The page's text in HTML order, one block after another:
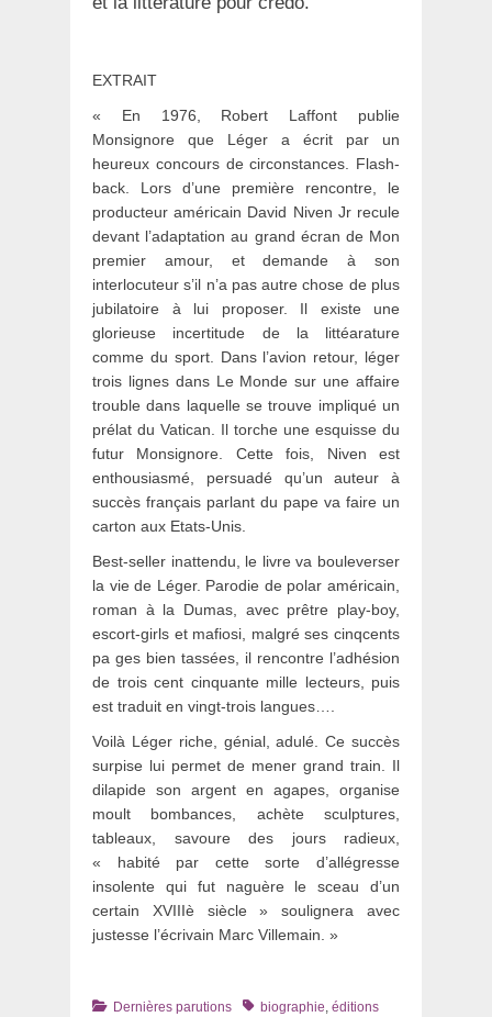
EXTRAIT
« En 1976, Robert Laffont publie
Monsignore que Léger a écrit par un
heureux concours de circonstances. Flash-
back. Lors d’une première rencontre, le
producteur américain David Niven Jr recule
devant l’adaptation au grand écran de Mon
premier amour, et demande à son
interlocuteur s’il n’a pas autre chose de plus
jubilatoire à lui proposer. Il existe une
glorieuse incertitude de la littéarature
comme du sport. Dans l’avion retour, léger
trois lignes dans Le Monde sur une affaire
trouble dans laquelle se trouve impliqué un
prélat du Vatican. Il torche une esquisse du
futur Monsignore. Cette fois, Niven est
enthousiasmé, persuadé qu’un auteur à
succès français parlant du pape va faire un
carton aux Etats-Unis.
Best-seller inattendu, le livre va bouleverser
la vie de Léger. Parodie de polar américain,
roman à la Dumas, avec prêtre play-boy,
escort-girls et mafiosi, malgré ses cinqcents
pa ges bien tassées, il rencontre l’adhésion
de trois cent cinquante mille lecteurs, puis
est traduit en vingt-trois langues….
Voilà Léger riche, génial, adulé. Ce succès
surpise lui permet de mener grand train. Il
dilapide son argent en agapes, organise
moult bombances, achète sculptures,
tableaux, savoure des jours radieux,
« habité par cette sorte d’allégresse
insolente qui fut naguère le sceau d’un
certain XVIIIè siècle » soulignera avec
justesse l’écrivain Marc Villemain. »
Catégories
Dernières parutions Tagsbiographie, éditions